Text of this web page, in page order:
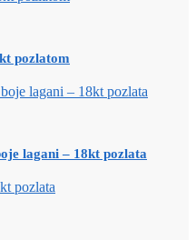
pozlatom
lagani – 18kt pozlata